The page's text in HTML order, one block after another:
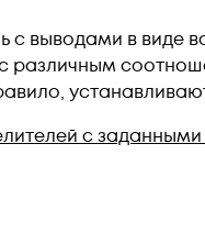
с выводами в
различным
с